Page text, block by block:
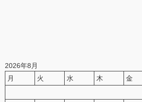
2026年8月
月
火 水 木 金